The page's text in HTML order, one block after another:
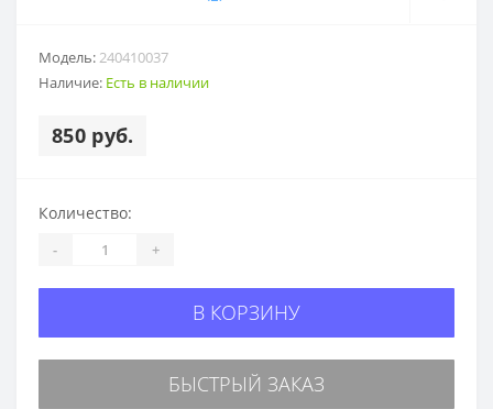
Модель:240410037
Наличие: Есть в наличии
850 руб.
Количество:
- +
В КОРЗИНУ
БЫСТРЫЙ ЗАКАЗ